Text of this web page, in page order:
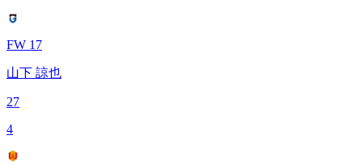
FW 17
山下 諒也
27
4